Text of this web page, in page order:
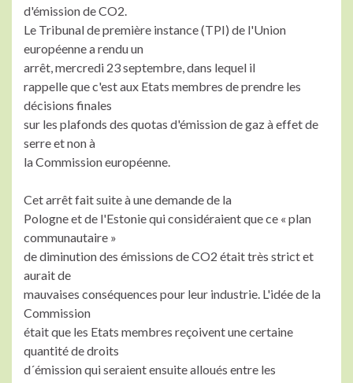
d'émission de CO2.
Le Tribunal de première instance (TPI) de l'Union
européenne a rendu un
arrêt, mercredi 23 septembre, dans lequel il
rappelle que c'est aux Etats membres de prendre les
décisions finales
sur les plafonds des quotas d'émission de gaz à effet de
serre et non à
la Commission européenne.
Cet arrêt fait suite à une demande de la
Pologne et de l'Estonie qui considéraient que ce « plan
communautaire »
de diminution des émissions de CO2 était très strict et
aurait de
mauvaises conséquences pour leur industrie. L'idée de la
Commission
était que les Etats membres reçoivent une certaine
quantité de droits
d´émission qui seraient ensuite alloués entre les